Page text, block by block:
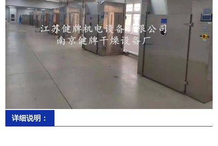
详细说明：